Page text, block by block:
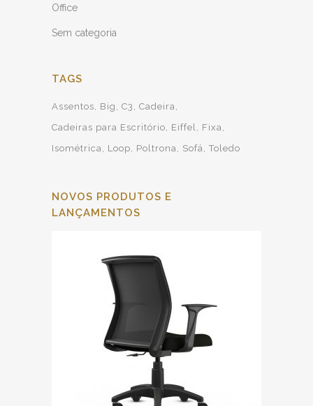
Office
Sem categoria
TAGS
Assentos Big C3
Cadeira
Cadeiras para Escritório
Eiffel
Fixa
Isométrica
Loop Poltrona Sofá Toledo
NOVOS PRODUTOS E
LANÇAMENTOS